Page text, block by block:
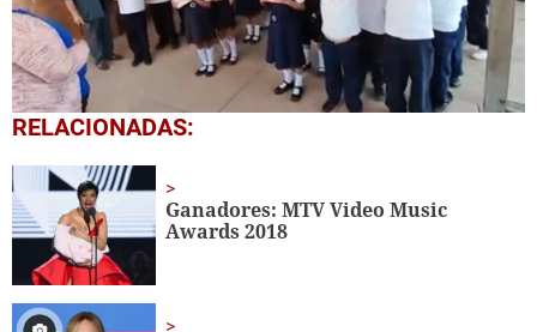
0
seconds
1
minute,
56
seconds
RELACIONADAS:
Ganadores: MTV Video Music
Awards 2018